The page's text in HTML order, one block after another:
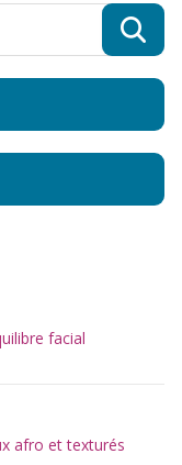
facial
afro et texturés